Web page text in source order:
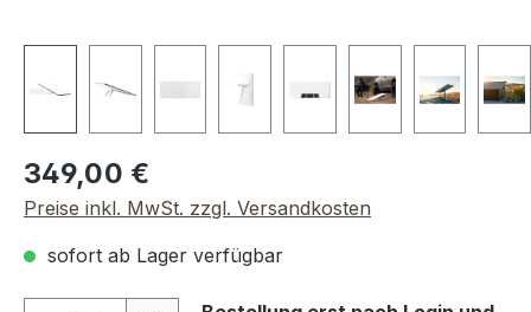
Regulärer Preis:
349,00 €
Preise inkl. MwSt. zzgl. Versandkosten
sofort ab Lager verfügbar